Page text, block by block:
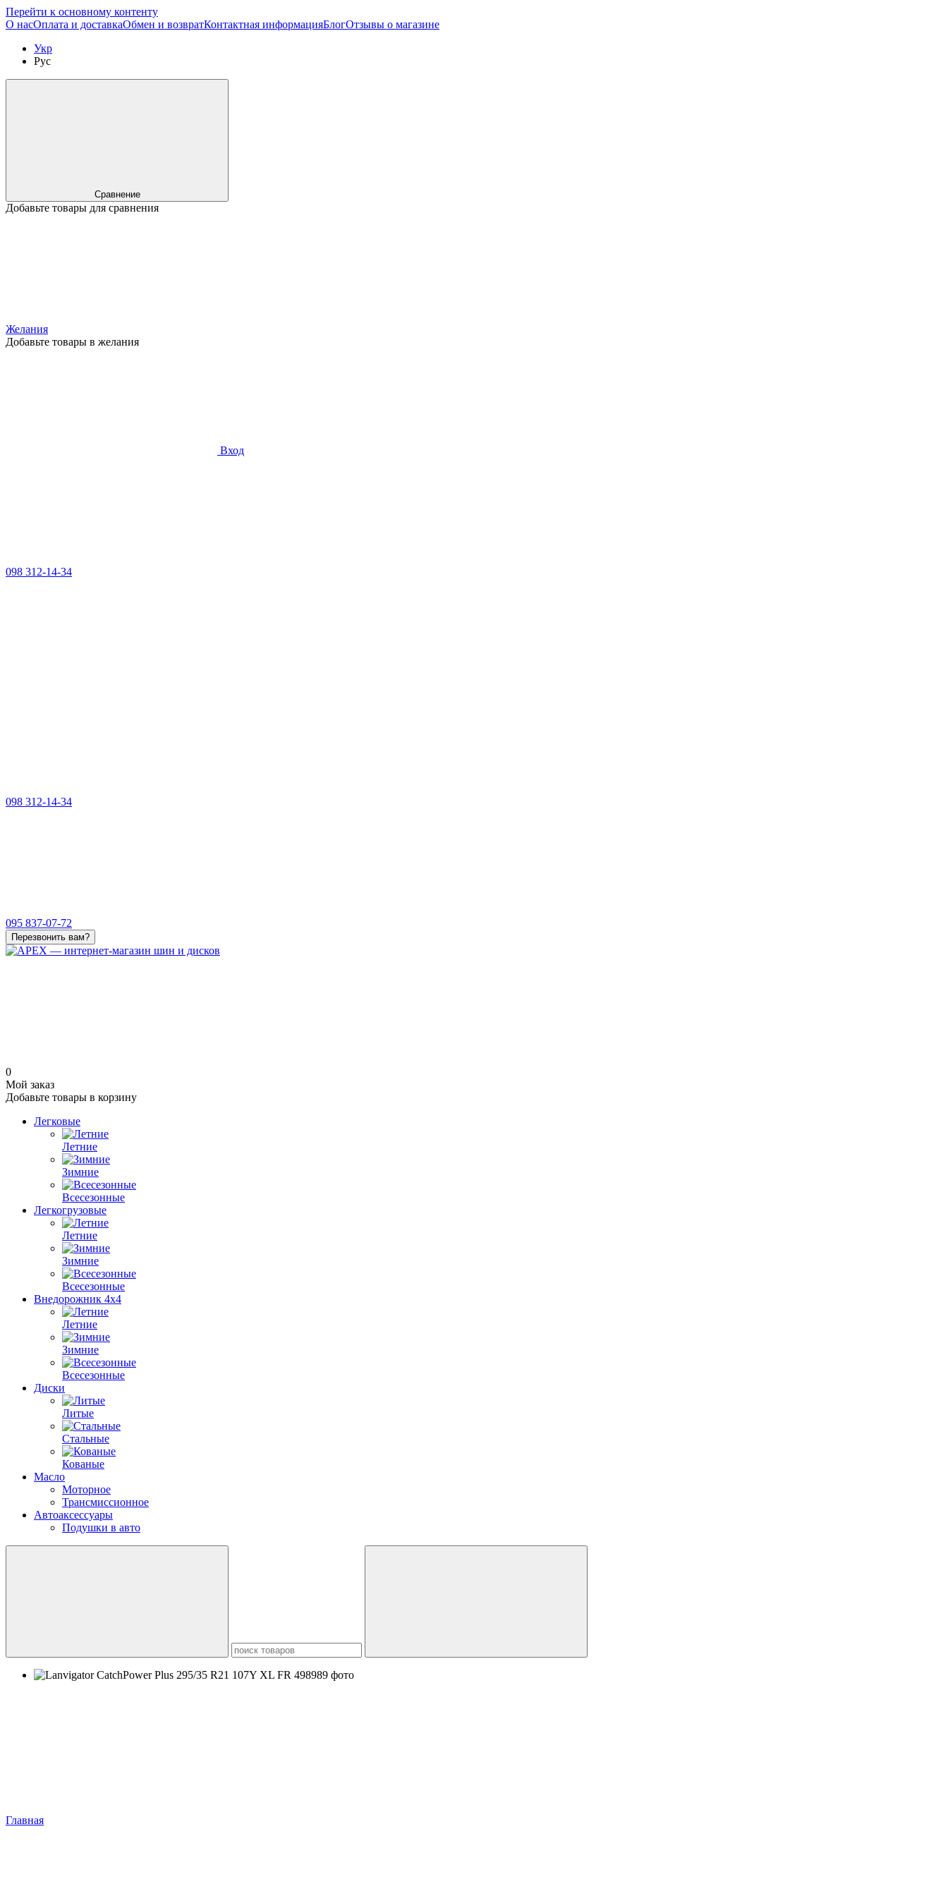
Перейти к основному контенту
О насОплата и доставкаОбмен и возвратКонтактная информацияБлогОтзывы о магазине
Укр
Рус
Сравнение
Добавьте товары для сравнения
Желания
Добавьте товары в желания
Вход
098 312-14-34
098 312-14-34
095 837-07-72
Перезвонить вам?
0
Мой заказ
Добавьте товары в корзину
Легковые
Летние
Зимние
Всесезонные
Легкогрузовые
Летние
Зимние
Всесезонные
Внедорожник 4х4
Летние
Зимние
Всесезонные
Диски
Литые
Стальные
Кованые
Масло
Моторное
Трансмиссионное
Автоаксессуары
Подушки в авто
Главная